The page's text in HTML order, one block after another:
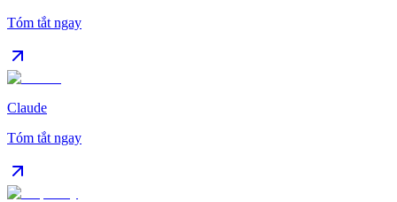
Tóm tắt ngay
Claude
Tóm tắt ngay